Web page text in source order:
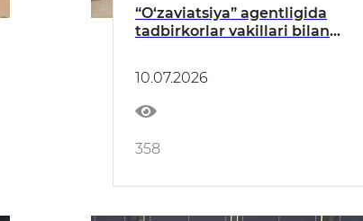
“O‘zaviatsiya” agentligida
tadbirkorlar vakillari bilan
10.07.2026
358